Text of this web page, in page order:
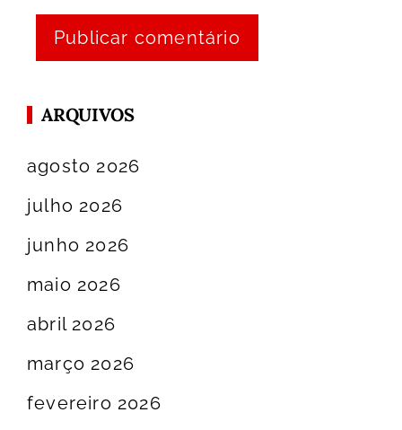
ARQUIVOS
agosto 2026
julho 2026
junho 2026
maio 2026
abril 2026
março 2026
fevereiro 2026